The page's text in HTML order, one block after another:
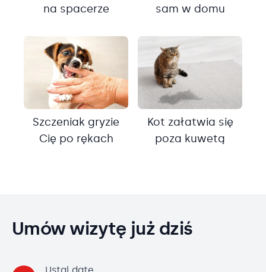
na spacerze
sam w domu
Szczeniak gryzie
Cię po rękach
Kot załatwia się
poza kuwetą
Umów wizytę już dziś